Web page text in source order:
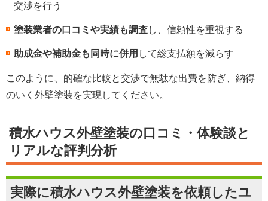
交渉を行う
塗装業者の口コミや実績も調査し、信頼性を重視する
助成金や補助金も同時に併用 して総支払額を減らす
このように、的確な比較と交渉で無駄な出費を防ぎ、納得
のいく外壁塗装を実現してください。
積水ハウス外壁塗装の口コミ・体験談と
リアルな評判分析
実際に積水ハウス外壁塗装を依頼したユ